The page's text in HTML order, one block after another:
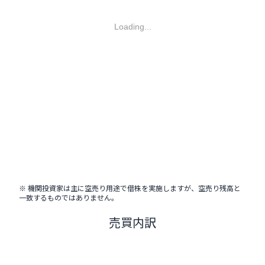
Loading...
※ 機関投資家は主に空売り用途で借株を実施しますが、空売り残高と
一致するものではありません。
売買内訳